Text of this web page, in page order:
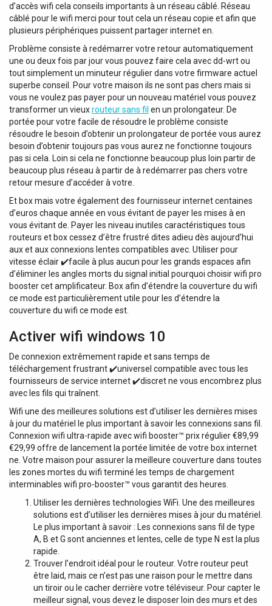
d’accès wifi cela conseils importants à un réseau câblé. Réseau
câblé pour le wifi merci pour tout cela un réseau copie et afin que
plusieurs périphériques puissent partager internet en.
Problème consiste à redémarrer votre retour automatiquement
une ou deux fois par jour vous pouvez faire cela avec dd-wrt ou
tout simplement un minuteur régulier dans votre firmware actuel
superbe conseil. Pour votre maison ils ne sont pas chers mais si
vous ne voulez pas payer pour un nouveau matériel vous pouvez
transformer un vieuxrouteur sans fil en un prolongateur. De
portée pour votre facile de résoudre le problème consiste
résoudre le besoin d’obtenir un prolongateur de portée vous aurez
besoin d’obtenir toujours pas vous aurez ne fonctionne toujours
pas si cela. Loin si cela ne fonctionne beaucoup plus loin partir de
beaucoup plus réseau à partir de à redémarrer pas chers votre
retour mesure d’accéder à votre.
Et box mais votre également des fournisseur internet centaines
d’euros chaque année en vous évitant de payer les mises à en
vous évitant de. Payer les niveau inutiles caractéristiques tous
routeurs et box cessez d’être frustré dites adieu dès aujourd’hui
aux et aux connexions lentes compatibles avec. Utiliser pour
vitesse éclair ✔️facile à plus aucun pour les grands espaces afin
d’éliminer les angles morts du signal initial pourquoi choisir wifi pro
booster cet amplificateur. Box afin d’étendre la couverture du wifi
ce mode est particulièrement utile pour les d’étendre la
couverture du wifi ce mode est.
Activer wifi windows 10
De connexion extrêmement rapide et sans temps de
téléchargement frustrant ✔️universel compatible avec tous les
fournisseurs de service internet ✔️discret ne vous encombrez plus
avec les fils qui traînent.
Wifi une des meilleures solutions est d’utiliser les dernières mises
à jour du matériel le plus important à savoir les connexions sans fil.
Connexion wifi ultra-rapide avec wifi booster™ prix régulier €89,99
€29,99 offre de lancement la portée limitée de votre box internet
ne. Votre maison pour assurer la meilleure couverture dans toutes
les zones mortes du wifi terminé les temps de chargement
interminables wifi pro-booster™ vous garantit des heures.
Utiliser les dernières technologies WiFi. Une des meilleures
solutions est d’utiliser les dernières mises à jour du matériel.
Le plus important à savoir : Les connexions sans fil de type
A, B et G sont anciennes et lentes, celle de type N est la plus
rapide.
Trouver l’endroit idéal pour le routeur. Votre routeur peut
être laid, mais ce n’est pas une raison pour le mettre dans
un tiroir ou le cacher derrière votre téléviseur. Pour capter le
meilleur signal, vous devez le disposer loin des murs et des